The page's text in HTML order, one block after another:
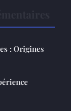
: Origines